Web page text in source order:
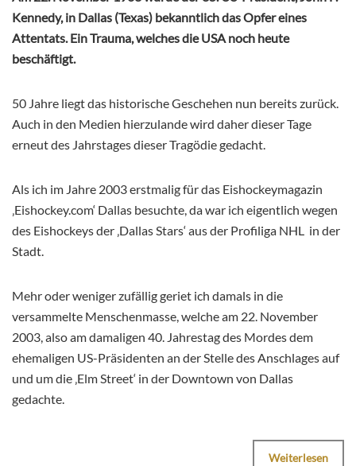
Kennedy, in Dallas (Texas) bekanntlich das Opfer eines
Attentats. Ein Trauma, welches die USA noch heute
beschäftigt.
50 Jahre liegt das historische Geschehen nun bereits zurück.
Auch in den Medien hierzulande wird daher dieser Tage
erneut des Jahrstages dieser Tragödie gedacht.
Als ich im Jahre 2003 erstmalig für das Eishockeymagazin
‚Eishockey.com‘ Dallas besuchte, da war ich eigentlich wegen
des Eishockeys der ‚Dallas Stars‘ aus der Profiliga NHL in der
Stadt.
Mehr oder weniger zufällig geriet ich damals in die
versammelte Menschenmasse, welche am 22. November
2003, also am damaligen 40. Jahrestag des Mordes dem
ehemaligen US-Präsidenten an der Stelle des Anschlages auf
und um die ‚Elm Street‘ in der Downtown von Dallas
gedachte.
Weiterlesen